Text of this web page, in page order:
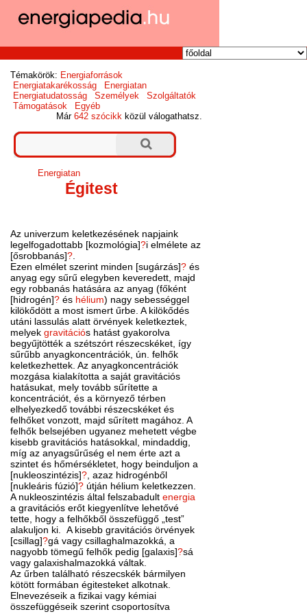
Témakörök: Energiaforrások
Energiatakarékosság
Energiatan
Energiatudatosság
Személyek
Szolgáltatók
Támogatások
Egyéb
Már642 szócikk közül válogathatsz.
Energiatan
Égitest
Az univerzum keletkezésének napjaink
legelfogadottabb [kozmológia]?i elmélete az
[ősrobbanás]?.
Ezen elmélet szerint minden [sugárzás]? és
anyag egy sűrű elegyben keveredett, majd
egy robbanás hatására az anyag (főként
[hidrogén]? és hélium) nagy sebességgel
kilökődött a most ismert űrbe. A kilökődés
utáni lassulás alatt örvények keletkeztek,
melyekgravitációs hatást gyakorolva
begyűjtötték a szétszórt részecskéket, így
sűrűbb anyagkoncentrációk, ún. felhők
keletkezhettek. Az anyagkoncentrációk
mozgása kialakította a saját gravitációs
hatásukat, mely tovább sűrítette a
koncentrációt, és a környező térben
elhelyezkedő további részecskéket és
felhőket vonzott, majd sűrített magához. A
felhők belsejében ugyanez mehetett végbe
kisebb gravitációs hatásokkal, mindaddig,
míg az anyagsűrűség el nem érte azt a
szintet és hőmérsékletet, hogy beinduljon a
[nukleoszintézis]?, azaz hidrogénből
[nukleáris fúzió]? útján hélium keletkezzen.
A nukleoszintézis által felszabadultenergia
a gravitációs erőt kiegyenlítve lehetővé
tette, hogy a felhőkből összefüggő „test”
alakuljon ki. A kisebb gravitációs örvények
[csillag]?gá vagy csillaghalmazokká, a
nagyobb tömegű felhők pedig [galaxis]?sá
vagy galaxishalmazokká váltak.
Az űrben található részecskék bármilyen
kötött formában égitesteket alkotnak.
Elnevezéseik a fizikai vagy kémiai
összefüggéseik szerint csoportosítva